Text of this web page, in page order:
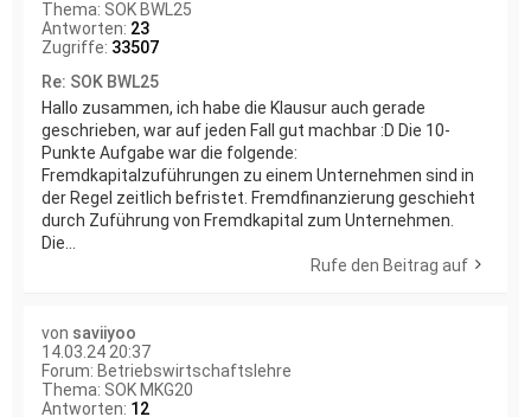
Thema: SOK BWL25
Antworten: 23
Zugriffe: 33507
Re: SOK BWL25
Hallo zusammen, ich habe die Klausur auch gerade
geschrieben, war auf jeden Fall gut machbar :D Die 10-
Punkte Aufgabe war die folgende:
Fremdkapitalzuführungen zu einem Unternehmen sind in
der Regel zeitlich befristet. Fremdfinanzierung geschieht
durch Zuführung von Fremdkapital zum Unternehmen.
Die...
Rufe den Beitrag auf
von saviiyoo
14.03.24 20:37
Forum: Betriebswirtschaftslehre
Thema: SOK MKG20
Antworten: 12